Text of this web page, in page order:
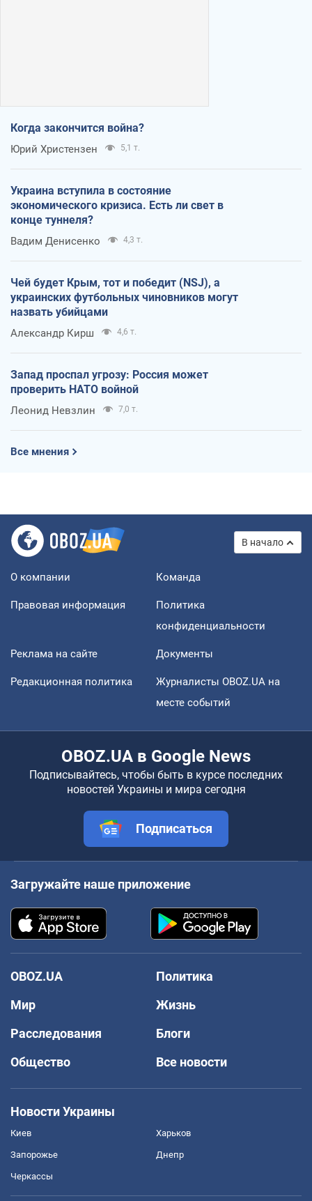
Когда закончится война?
Юрий Христензен 5,1 т.
Украина вступила в состояние
экономического кризиса. Есть ли свет в
конце туннеля?
Вадим Денисенко 4,3 т.
Чей будет Крым, тот и победит (NSJ), а
украинских футбольных чиновников могут
назвать убийцами
Александр Кирш 4,6 т.
Запад проспал угрозу: Россия может
проверить НАТО войной
Леонид Невзлин 7,0 т.
Все мнения
В начало
О компании Команда
Правовая информация
Политика
конфиденциальности
Реклама на сайте Документы
Редакционная политика
Журналисты OBOZ.UA на
месте событий
OBOZ.UA в Google News
Подписывайтесь, чтобы быть в курсе последних
новостей Украины и мира сегодня
Подписаться
Загружайте наше приложение
OBOZ.UA
Политика
Мир
Жизнь
Расследования
Блоги
Общество
Все новости
Новости Украины
Киев Харьков
Запорожье Днепр
Черкассы